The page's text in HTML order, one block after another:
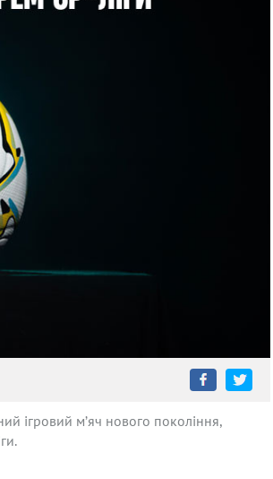
ігровий м’яч нового покоління,